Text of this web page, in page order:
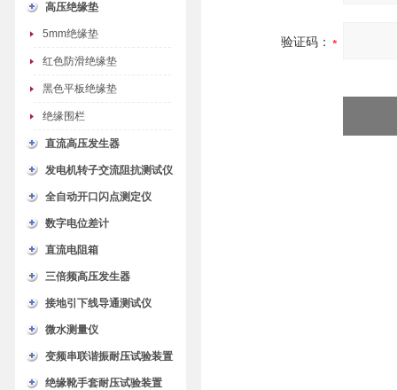
高压绝缘垫
5mm绝缘垫
红色防滑绝缘垫
黑色平板绝缘垫
绝缘围栏
直流高压发生器
发电机转子交流阻抗测试仪
全自动开口闪点测定仪
数字电位差计
直流电阻箱
三倍频高压发生器
接地引下线导通测试仪
微水测量仪
变频串联谐振耐压试验装置
绝缘靴手套耐压试验装置
验证码：